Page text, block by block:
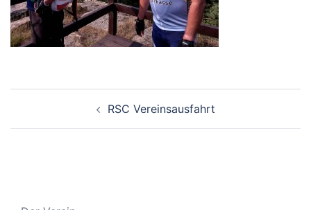
RSC Vereinsausfahrt